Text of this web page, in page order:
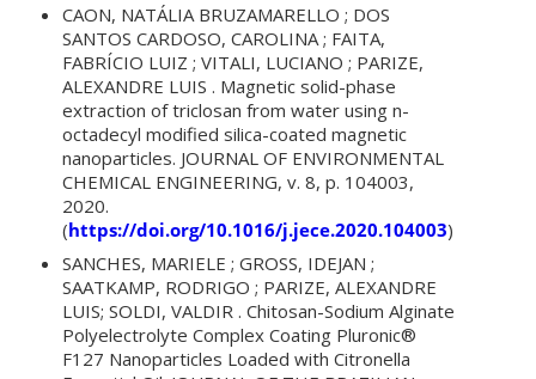
CAON, NATÁLIA BRUZAMARELLO ; DOS
SANTOS CARDOSO, CAROLINA ; FAITA,
FABRÍCIO LUIZ ; VITALI, LUCIANO ; PARIZE,
ALEXANDRE LUIS . Magnetic solid-phase
extraction of triclosan from water using n-
octadecyl modified silica-coated magnetic
nanoparticles. JOURNAL OF ENVIRONMENTAL
CHEMICAL ENGINEERING, v. 8, p. 104003,
2020.
(https://doi.org/10.1016/j.jece.2020.104003)
SANCHES, MARIELE ; GROSS, IDEJAN ;
SAATKAMP, RODRIGO ; PARIZE, ALEXANDRE
LUIS; SOLDI, VALDIR . Chitosan-Sodium Alginate
Polyelectrolyte Complex Coating Pluronic®
F127 Nanoparticles Loaded with Citronella